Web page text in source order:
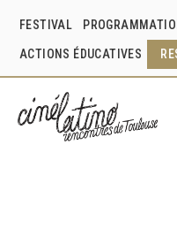
FESTIVAL
ACTIONS ÉDUCATIVES